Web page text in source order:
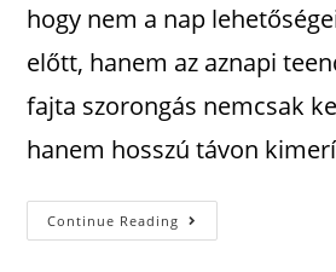
hogy nem a nap
előtt, hanem az aznapi
fajta szorongás nemcsak
hanem hosszú távon
Continue Reading